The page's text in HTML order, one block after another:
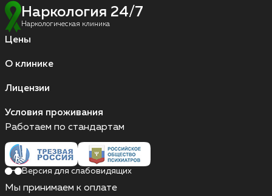
Наркология 24/7
Наркологическая клиника
Цены
О клинике
Лицензии
Условия проживания
Работаем по стандартам
Версия для слабовидящих
Мы принимаем к оплате